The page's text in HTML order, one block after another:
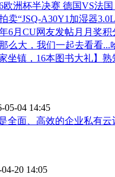
欧洲杯半决赛 德国VS法国
卖“JSQ-A30Y1加湿器
6月CU网友发帖月月奖
么大，我们一起去看看...
家坐镇，16本图书大礼】
05-04 14:45
全面、高效的企业私有云
04-20 14:05